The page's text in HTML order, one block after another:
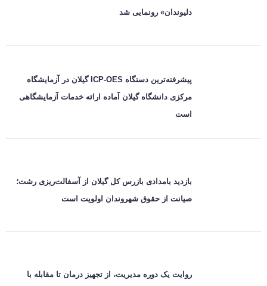
دلیوندان» رونمایی شد
پیشرفته‌ترین دستگاه ICP-OES گیلان در آزمایشگاه
مرکزی دانشگاه گیلان آماده ارائه خدمات آزمایشگاهی
است
بازدید بامدادی بازرس کل گیلان از آسفالت‌ریزی رشت؛
صیانت از حقوق شهروندان اولویت است
روایت یک دوره مدیریت، از تجهیز درمان تا مقابله با